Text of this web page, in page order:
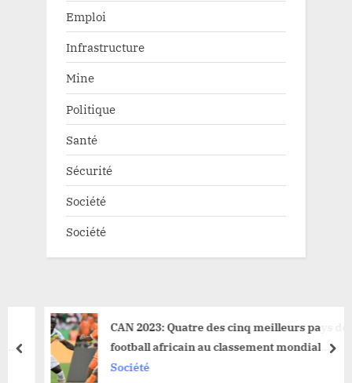
Emploi
Infrastructure
Mine
Politique
Santé
Sécurité
Société
Société
CAN 2023: Quatre des cinq meilleurs pays de
football africain au classement mondial
éliminés du championnat
Société
prev